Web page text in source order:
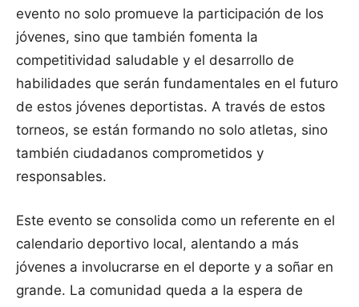
evento no solo promueve la participación de los
jóvenes, sino que también fomenta la
competitividad saludable y el desarrollo de
habilidades que serán fundamentales en el futuro
de estos jóvenes deportistas. A través de estos
torneos, se están formando no solo atletas, sino
también ciudadanos comprometidos y
responsables.
Este evento se consolida como un referente en el
calendario deportivo local, alentando a más
jóvenes a involucrarse en el deporte y a soñar en
grande. La comunidad queda a la espera de